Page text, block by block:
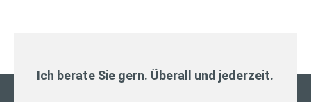
Ich berate Sie gern. Überall und jederzeit.